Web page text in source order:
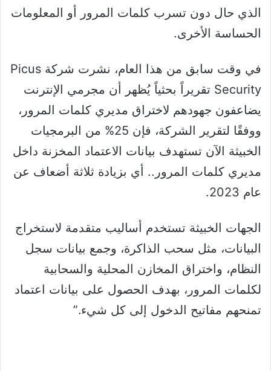
الذي حال دون تسرب كلمات المرور أو المعلومات
الحساسة الأخرى.
في وقت سابق من هذا العام، نشرت شركة Picus
Security تقريراً بحثياً يُظهر أن مجرمي الإنترنت
يضاعفون جهودهم لاختراق مديري كلمات المرور،
ووفقًا لتقرير الشركة، فإن 25% من البرمجيات
الخبيثة الآن تستهدف بيانات الاعتماد المخزنة داخل
مديري كلمات المرور.. أي بزيادة ثلاثة أضعاف عن
عام 2023.
الجهات الخبيثة تستخدم أساليب متقدمة لاستخراج
البيانات، مثل سحب الذاكرة، وجمع بيانات سجل
النظام، واختراق المخازن المحلية والسحابية
لكلمات المرور، بهدف الحصول على بيانات اعتماد
تمنحهم مفاتيح الدخول إلى كل شيء.”